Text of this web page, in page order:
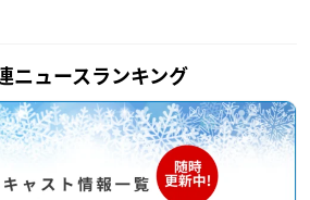
ニュースランキング